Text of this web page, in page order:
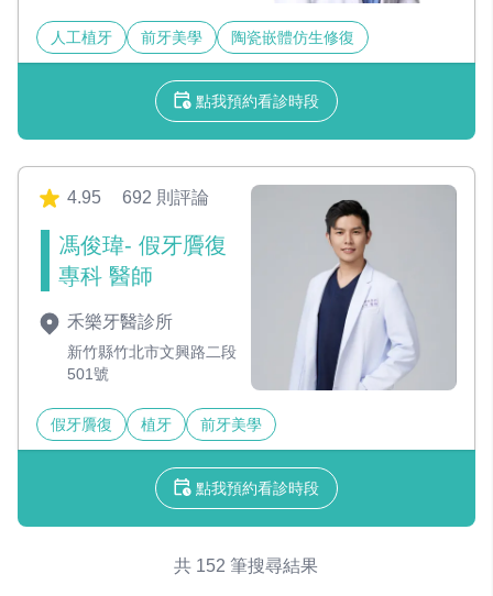
人工植牙 前牙美學 陶瓷嵌體仿生修復
點我預約看診時段
4.95 692 則評論
馮俊瑋- 假牙贗復
專科 醫師
禾樂牙醫診所
新竹縣竹北市文興路二段
501號
假牙贗復 植牙 前牙美學
點我預約看診時段
共 152 筆搜尋結果